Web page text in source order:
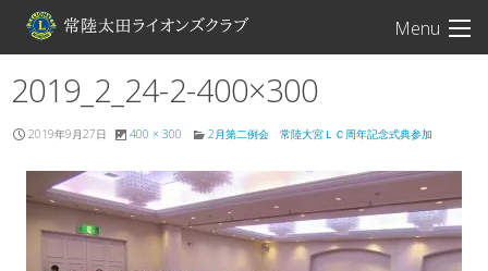
Menu
常陸太田ライオン
2019_2_24-2-400×300
2019年9月27日 400 × 300 2月第二例会 常陸大宮ＬＣ周年記念式典参加